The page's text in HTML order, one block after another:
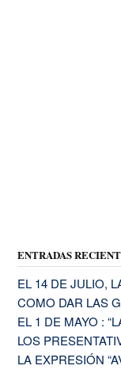
ENTRADAS
EL 14 DE JULIO,
COMO DAR LAS
EL 1 DE MAYO :
LOS
LA EXPRESIÓN